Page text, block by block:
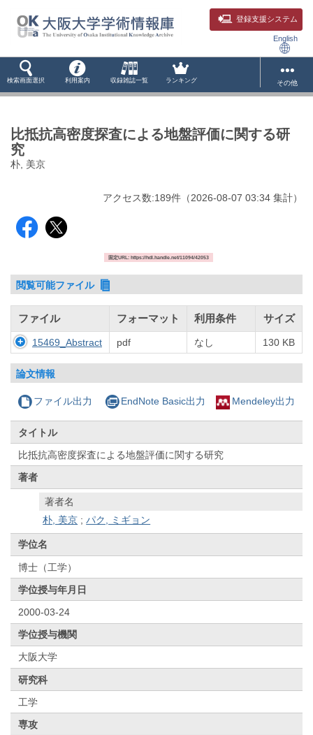
登録支援システム
English
検索画面選択 利用案内 収録雑誌一覧 ランキング その他
比抵抗高密度探査による地盤評価に関する研
究
朴, 美京
アクセス数:189件 （2026-08-07 03:34 集計）
固定URL: https://hdl.handle.net/11094/42053
閲覧可能ファイル
ファイル フォーマット 利用条件 サイズ
15469_Abstract pdf なし 130 KB
論文情報
ファイル出力 EndNote Basic出力 Mendeley出力
タイトル
比抵抗高密度探査による地盤評価に関する研究
著者
著者名
朴, 美京 ;パク, ミギョン
学位名
博士（工学）
学位授与年月日
2000-03-24
学位授与機関
大阪大学
研究科
工学
専攻